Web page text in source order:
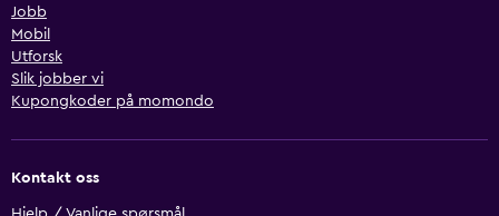
Jobb
Mobil
Utforsk
Slik jobber vi
Kupongkoder på momondo
Kontakt oss